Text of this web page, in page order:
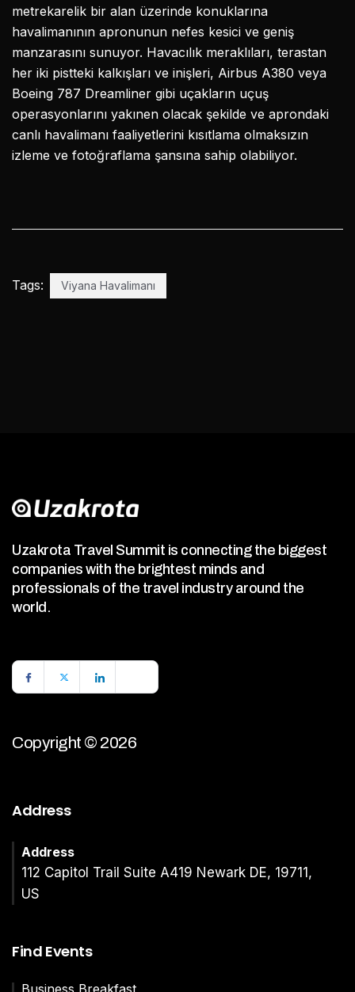
metrekarelik bir alan üzerinde konuklarına
havalimanının apronunun nefes kesici ve geniş
manzarasını sunuyor. Havacılık meraklıları, terastan
her iki pistteki kalkışları ve inişleri, Airbus A380 veya
Boeing 787 Dreamliner gibi uçakların uçuş
operasyonlarını yakınen olacak şekilde ve aprondaki
canlı havalimanı faaliyetlerini kısıtlama olmaksızın
izleme ve fotoğraflama şansına sahip olabiliyor.
Tags: Viyana Havalimanı
Uzakrota Travel Summit is connecting the biggest
companies with the brightest minds and
professionals of the travel industry around the
world.
Copyright © 2026
Address
Address
112 Capitol Trail Suite A419 Newark DE, 19711,
US
Find Events